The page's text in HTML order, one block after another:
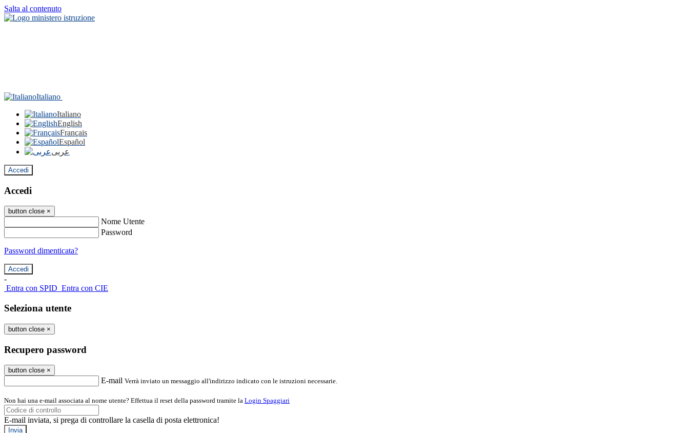
Salta al contenuto
Italiano
Italiano
English
Français
Español
عربى
Accedi
Accedi
button close ×
Nome Utente
Password
Password dimenticata?
-
Entra con SPID Entra con CIE
Seleziona utente
button close ×
Recupero password
button close ×
E-mail Verrà inviato un messaggio all'indirizzo indicato con le istruzioni necessarie.
Non hai una e-mail associata al nome utente? Effettua il reset della password tramite la Login Spaggiari
E-mail inviata, si prega di controllare la casella di posta elettronica!